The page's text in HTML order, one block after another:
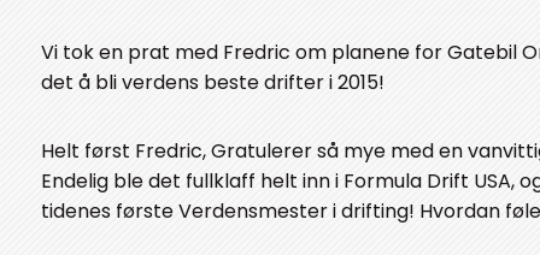
Vi tok en prat med Fredric om planene for Gatebil
det å bli verdens beste drifter i 2015!
Helt først Fredric, Gratulerer så mye med en
Endelig ble det fullklaff helt inn i Formula Drift USA,
tidenes første Verdensmester i drifting! Hvordan